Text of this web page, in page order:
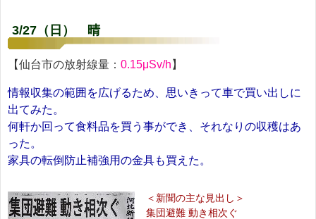
3/27（日） 晴
【仙台市の放射線量： 0.15μSv/h 】
情報収集の範囲を広げるため、思いきって車で買い出しに
出てみた。
何軒か回って食料品を買う事ができ、それなりの収穫はあ
った。
家具の転倒防止補強用の金具も買えた。
＜新聞の主な見出し＞
集団避難 動き相次ぐ